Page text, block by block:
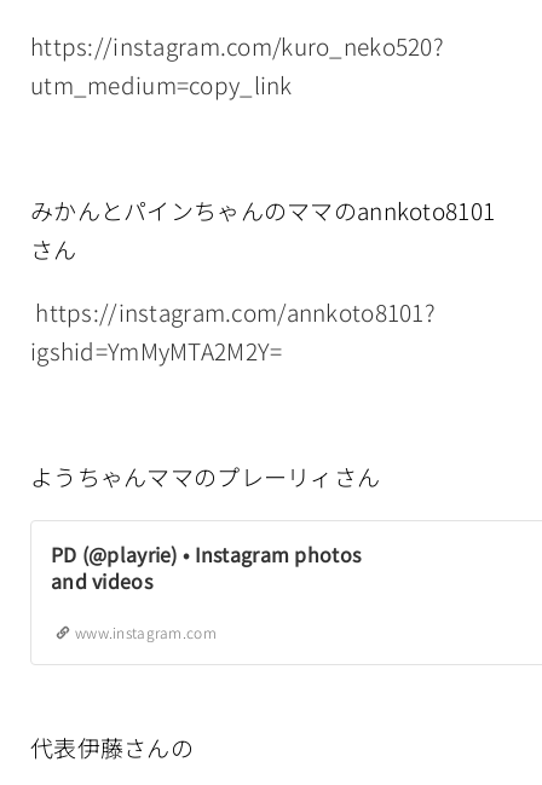
https://instagram.com/kuro_neko520?
utm_medium=copy_link
みかんとパインちゃんのママのannkoto8101
さん
https://instagram.com/annkoto8101?
igshid=YmMyMTA2M2Y=
ようちゃんママのプレーリィさん
PD (@playrie) • Instagram photos
and videos
www.instagram.com
代表伊藤さんの